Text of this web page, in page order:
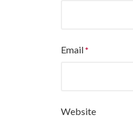
Email
Website